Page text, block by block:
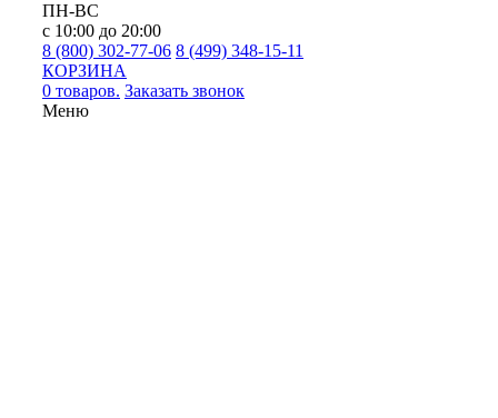
ПН-ВС
с 10:00 до 20:00
8 (800) 302-77-06 8 (499) 348-15-11
КОРЗИНА
0 товаров. Заказать звонок
Меню